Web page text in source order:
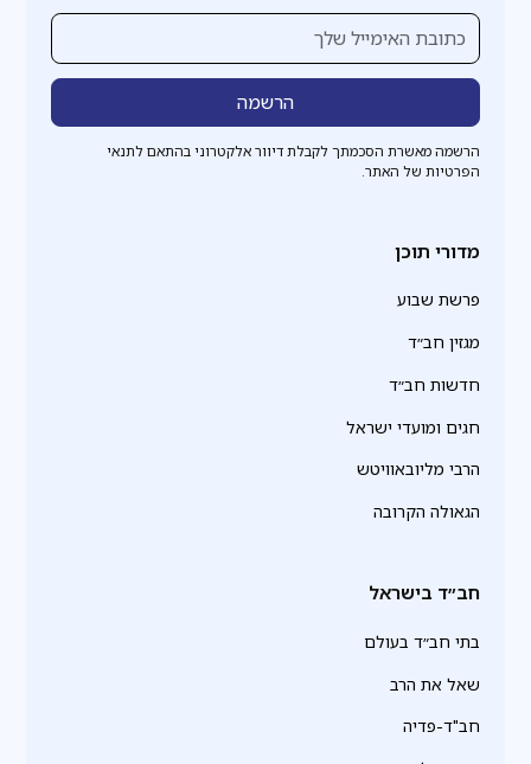
הרשמה מאשרת הסכמתך לקבלת דיוור אלקטרוני בהתאם לתנאי
הפרטיות של האתר.
מדורי תוכן
פרשת שבוע
מגזין חב״ד
חדשות חב״ד
חגים ומועדי ישראל
הרבי מליובאוויטש
הגאולה הקרובה
חב״ד בישראל
בתי חב״ד בעולם
שאל את הרב
חב"ד-פדיה